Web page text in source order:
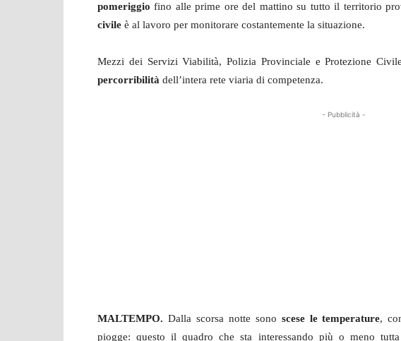
pomeriggio fino alle prime ore del mattino su tutto il territorio
civile è al lavoro per monitorare costantemente la situazione.
Mezzi dei Servizi Viabilità, Polizia Provinciale e Protezione
percorribilità dell’intera rete viaria di competenza.
- Pubblicità -
MALTEMPO. Dalla scorsa notte sono scese le temperature,
piogge: questo il quadro che sta interessando più o meno